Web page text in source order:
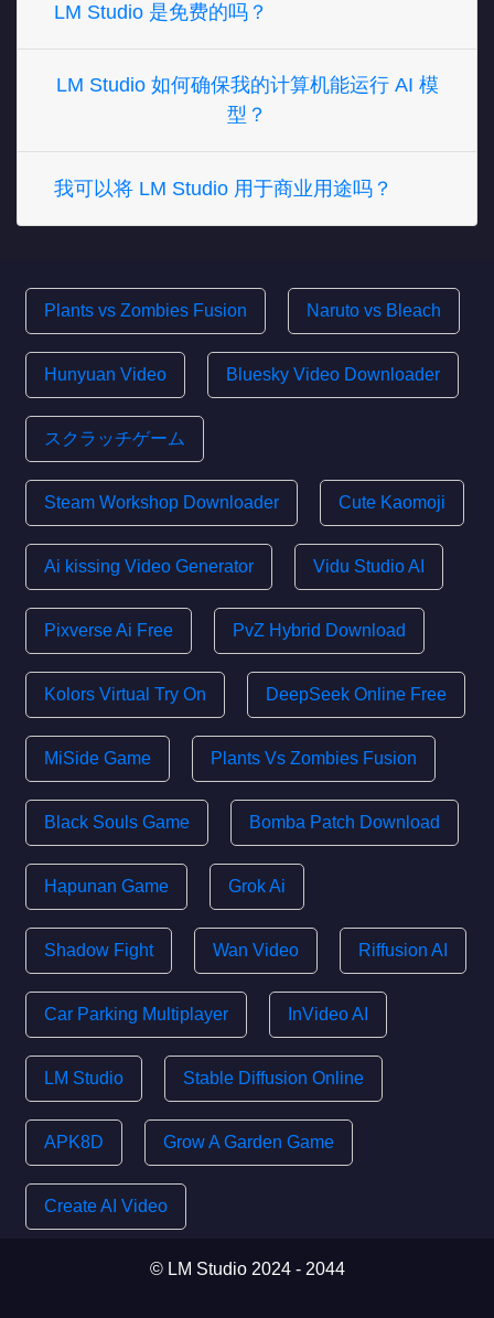
LM Studio 是免费的吗？
LM Studio 如何确保我的计算机能运行 AI 模
型？
我可以将 LM Studio 用于商业用途吗？
Plants vs Zombies Fusion Naruto vs Bleach
Hunyuan Video Bluesky Video Downloader
スクラッチゲーム
Steam Workshop Downloader Cute Kaomoji
Ai kissing Video Generator Vidu Studio AI
Pixverse Ai Free PvZ Hybrid Download
Kolors Virtual Try On DeepSeek Online Free
MiSide Game Plants Vs Zombies Fusion
Black Souls Game Bomba Patch Download
Hapunan Game Grok Ai
Shadow Fight Wan Video Riffusion AI
Car Parking Multiplayer InVideo AI
LM Studio Stable Diffusion Online
APK8D Grow A Garden Game
Create AI Video
© LM Studio 2024 - 2044